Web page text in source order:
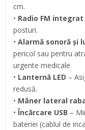
cm.
• Radio FM integrat
posturi.
• Alarmă sonoră și
pericol sau pentru
urgente medicale
• Lanternă LED –
redusă.
• Mâner lateral
•Încărcare USB –
bateriei (cablul de